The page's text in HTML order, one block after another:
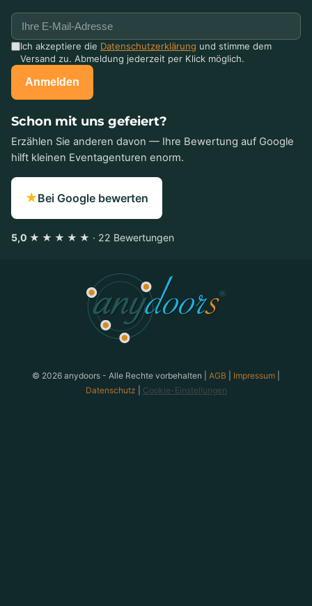
Ich akzeptiere die Datenschutzerklärung und stimme dem
Versand zu. Abmeldung jederzeit per Klick möglich.
Anmelden
Schon mit uns gefeiert?
Erzählen Sie anderen davon — Ihre Bewertung auf Google
hilft kleinen Eventagenturen enorm.
★Bei Google bewerten
5,0 ★ ★ ★ ★ ★ · 22 Bewertungen
© 2026 anydoors - Alle Rechte vorbehalten | AGB Impressum
Datenschutz
Cookie-Einstellungen